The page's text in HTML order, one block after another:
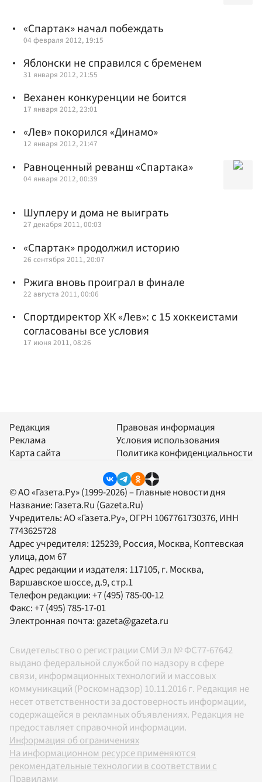
«Спартак» начал побеждать
04 февраля 2012, 19:15
Яблонски не справился с бременем
31 января 2012, 21:55
Веханен конкуренции не боится
17 января 2012, 23:01
«Лев» покорился «Динамо»
12 января 2012, 21:47
Равноценный реванш «Спартака»
04 января 2012, 00:39
Шуплеру и дома не выиграть
27 декабря 2011, 00:03
«Спартак» продолжил историю
26 сентября 2011, 20:07
Ржига вновь проиграл в финале
22 августа 2011, 00:06
Спортдиректор ХК «Лев»: с 15 хоккеистами
согласованы все условия
17 июня 2011, 08:26
Редакция
Реклама
Карта сайта
Правовая информация
Условия использования
Политика конфиденциальности
© АО «Газета.Ру» (1999-2026) – Главные новости дня
Название: Газета.Ru (Gazeta.Ru)
Учредитель:АО «Газета.Ру», ОГРН 1067761730376, ИНН
7743625728
Адрес учредителя: 125239, Россия, Москва, Коптевская
улица, дом 67
Адрес редакции и издателя: 117105, г. Москва,
Варшавское шоссе, д.9, стр.1
Телефон редакции:+7 (495) 785-00-12
Факс:+7 (495) 785-17-01
Электронная почта: gazeta@gazeta.ru
Свидетельство о регистрации СМИ Эл № ФС77-67642
выдано федеральной службой по надзору в сфере
связи, информационных технологий и массовых
коммуникаций (Роскомнадзор) 10.11.2016 г. Редакция не
несет ответственности за достоверность информации,
содержащейся в рекламных объявлениях. Редакция не
предоставляет справочной информации.
Информация об ограничениях
На информационном ресурсе применяются
рекомендательные технологии в соответствии с